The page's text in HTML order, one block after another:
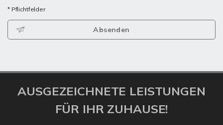
* Pflichtfelder
Absenden
AUSGEZEICHNETE LEISTUNGEN
FÜR IHR ZUHAUSE!